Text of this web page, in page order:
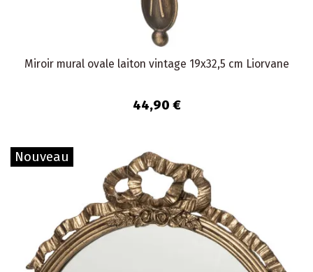
Miroir mural ovale laiton vintage 19x32,5 cm Liorvane
44,90 €
Nouveau